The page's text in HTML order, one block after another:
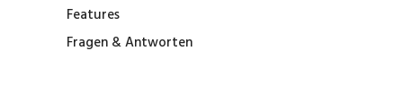
Features
Fragen & Antworten